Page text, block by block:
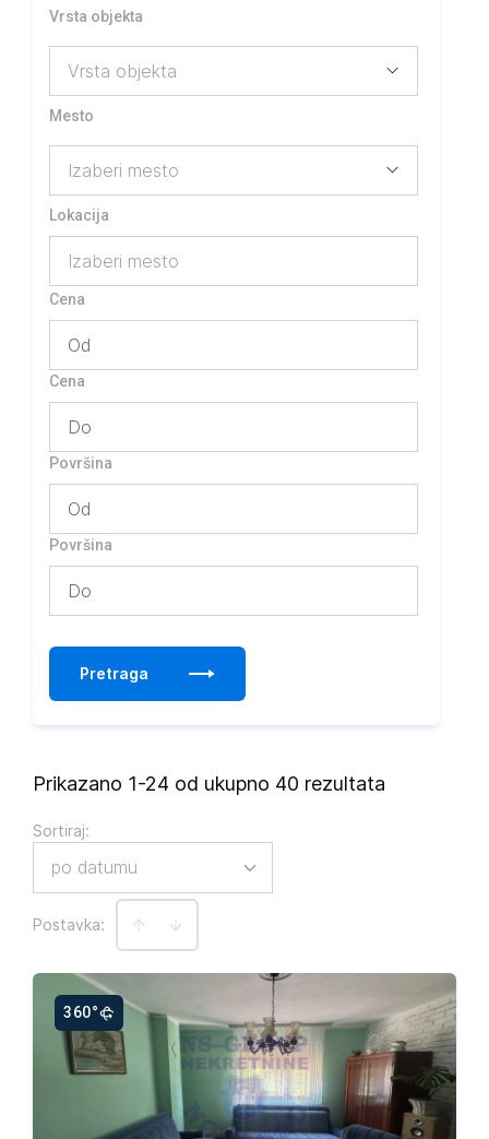
Vrsta objekta
Mesto
Lokacija
Izaberi mesto
Cena
Cena
Površina
Površina
Pretraga
Prikazano 1-24 od ukupno 40 rezultata
Postavka:
Sortiraj:
po datumu
360°